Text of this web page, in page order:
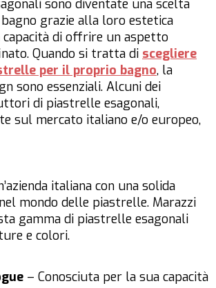
sono diventate una scelta
grazie alla loro estetica
di offrire un aspetto
Quando si tratta di scegliere
per il proprio bagno, la
sono essenziali. Alcuni dei
di piastrelle esagonali,
sul mercato italiano e/o europeo,
italiana con una solida
mondo delle piastrelle. Marazzi
gamma di piastrelle esagonali
e colori.
– Conosciuta per la sua capacità